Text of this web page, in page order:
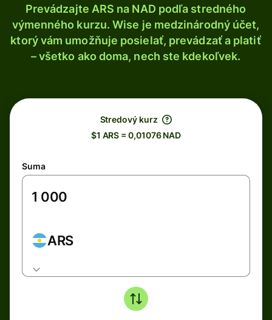
Prevádzajte ARS na NAD podľa stredného
výmenného kurzu. Wise je medzinárodný účet,
ktorý vám umožňuje posielať, prevádzať a platiť
– všetko ako doma, nech ste kdekoľvek.
Stredový kurz
$1 ARS = 0,01076 NAD
Suma
ARS